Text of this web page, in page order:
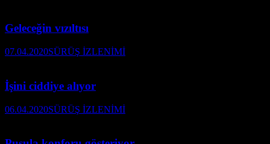
Geleceğin vızıltısı
07.04.2020SÜRÜŞ İZLENİMİ
İşini ciddiye alıyor
06.04.2020SÜRÜŞ İZLENİMİ